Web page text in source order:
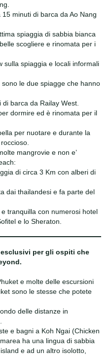
minuti di barca da Ao Nang
spiaggia di sabbia bianca
scogliere e rinomata per i
sulla spiaggia e locali informali
le due spiagge che hanno
barca da Railay West.
dormire ed è rinomata per il
per nuotare e durante la
mangrovie e non e’
di circa 3 Km con alberi di
dai thailandesi e fa parte del
tranquilla con numerosi hotel
e lo Sheraton.
per gli ospiti che
e molte delle escursioni
sono le stesse che potete
delle distanze in
e bagni a Koh Ngai (Chicken
ha una lingua di sabbia
e ad un altro isolotto,